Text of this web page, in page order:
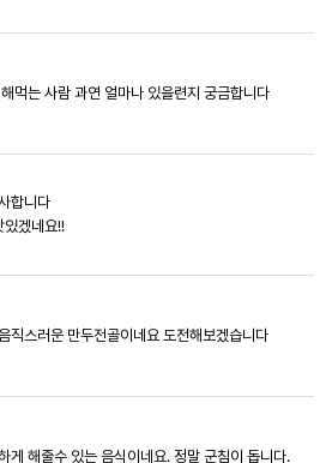
먹는 사람 과연 얼마나 있을련지 궁금합니다
합니다
있겠네요!!
직스러운 만두전골이네요 도전해보겠습니다
게 해줄수 있는 음식이네요. 정말 군침이 돕니다.